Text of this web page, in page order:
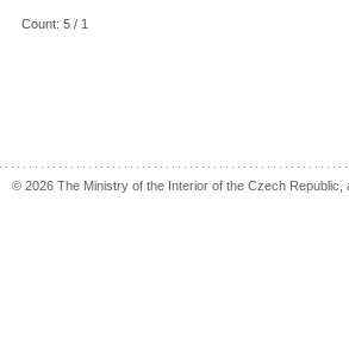
Count: 5 / 1
© 2026 The Ministry of the Interior of the Czech Republic,